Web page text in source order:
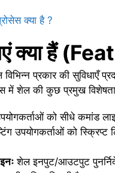
क्या है ?
क्या हैं
प्रकार की सुविधाएँ
में शेल की कुछ प्रमुख
को सीधे कमांड
उपयोगकर्ताओं को
शेल इनपुट/आउटपुट